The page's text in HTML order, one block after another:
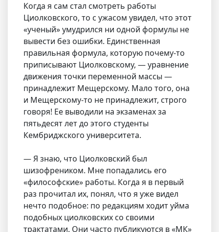
Когда я сам стал смотреть работы
Циолковского, то с ужасом увидел, что этот
«ученый» умудрился ни одной формулы не
вывести без ошибки. Единственная
правильная формула, которую почему-то
приписывают Циолковскому, — уравнение
движения точки переменной массы —
принадлежит Мещерскому. Мало того, она
и Мещерскому-то не принадлежит, строго
говоря! Ее выводили на экзаменах за
пятьдесят лет до этого студенты
Кембриджского университета.
— Я знаю, что Циолковский был
шизофреником. Мне попадались его
«философские» работы. Когда я в первый
раз прочитал их, понял, что я уже видел
нечто подобное: по редакциям ходит уйма
подобных циолковских со своими
трактатами. Они часто публикуются в «МК»